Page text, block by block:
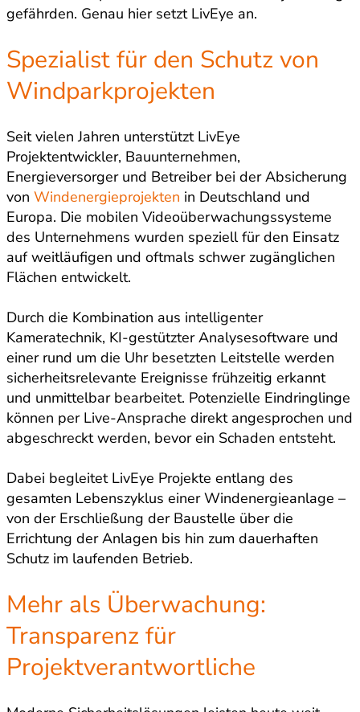
gefährden. Genau hier setzt LivEye an.
Spezialist für den Schutz von
Windparkprojekten
Seit vielen Jahren unterstützt LivEye
Projektentwickler, Bauunternehmen,
Energieversorger und Betreiber bei der Absicherung
von Windenergieprojekten in Deutschland und
Europa. Die mobilen Videoüberwachungssysteme
des Unternehmens wurden speziell für den Einsatz
auf weitläufigen und oftmals schwer zugänglichen
Flächen entwickelt.
Durch die Kombination aus intelligenter
Kameratechnik, KI-gestützter Analysesoftware und
einer rund um die Uhr besetzten Leitstelle werden
sicherheitsrelevante Ereignisse frühzeitig erkannt
und unmittelbar bearbeitet. Potenzielle Eindringlinge
können per Live-Ansprache direkt angesprochen und
abgeschreckt werden, bevor ein Schaden entsteht.
Dabei begleitet LivEye Projekte entlang des
gesamten Lebenszyklus einer Windenergieanlage –
von der Erschließung der Baustelle über die
Errichtung der Anlagen bis hin zum dauerhaften
Schutz im laufenden Betrieb.
Mehr als Überwachung:
Transparenz für
Projektverantwortliche